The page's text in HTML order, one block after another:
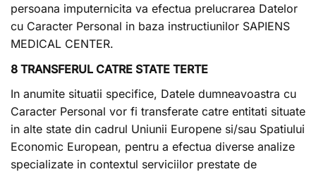
persoana imputernicita va efectua prelucrarea Datelor
cu Caracter Personal in baza instructiunilor SAPIENS
MEDICAL CENTER.
8 TRANSFERUL CATRE STATE TERTE
In anumite situatii specifice, Datele dumneavoastra cu
Caracter Personal vor fi transferate catre entitati situate
in alte state din cadrul Uniunii Europene si/sau Spatiului
Economic European, pentru a efectua diverse analize
specializate in contextul serviciilor prestate de